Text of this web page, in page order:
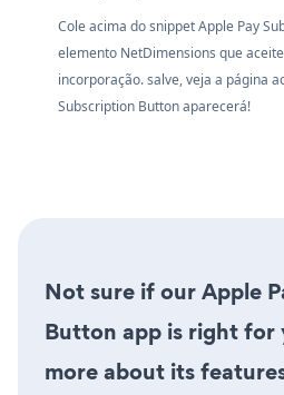
Cole acima do snippet Apple Pay
elemento NetDimensions que
incorporação. salve, veja a página
Subscription Button aparecerá!
Not sure if our Apple
Button app is right for
more about its